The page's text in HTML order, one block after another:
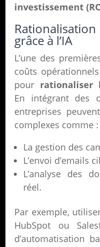
investissement
grâce à l’IA
L’une des
coûts
pour rationaliser
En intégrant des
entreprises
complexes comme :
La gestion des
L’envoi d’emails
L’analyse des
réel.
Par exemple,
HubSpot ou
d’automatisation